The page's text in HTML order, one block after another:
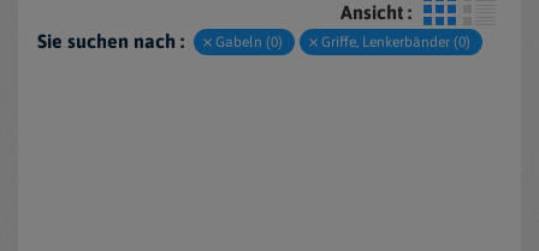
Ansicht :
Sie suchen nach :
Gabeln (0) Griffe, Lenkerbänder (0)